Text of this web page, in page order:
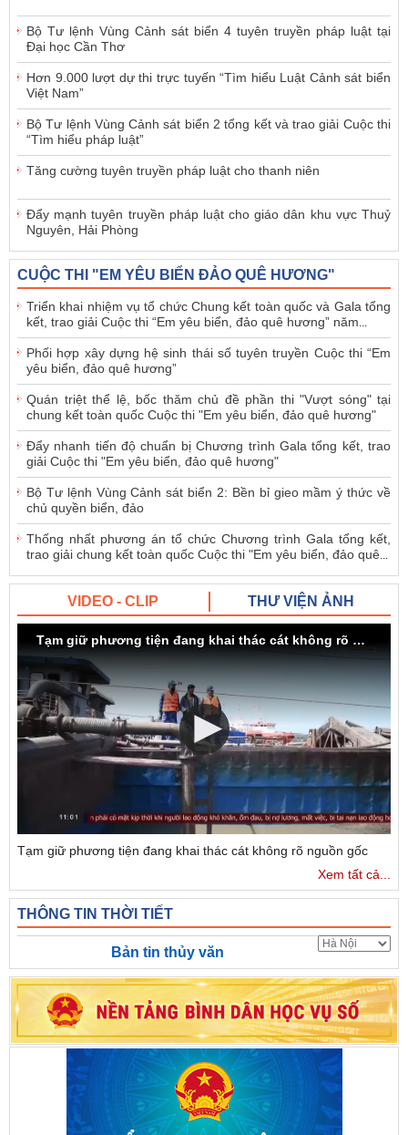
Bộ Tư lệnh Vùng Cảnh sát biển 4 tuyên truyền pháp luật tại
Đại học Cần Thơ
Hơn 9.000 lượt dự thi trực tuyến “Tìm hiểu Luật Cảnh sát biển
Việt Nam”
Bộ Tư lệnh Vùng Cảnh sát biển 2 tổng kết và trao giải Cuộc thi
“Tìm hiểu pháp luật”
Tăng cường tuyên truyền pháp luật cho thanh niên
Đẩy mạnh tuyên truyền pháp luật cho giáo dân khu vực Thuỷ
Nguyên, Hải Phòng
CUỘC THI "EM YÊU BIỂN ĐẢO QUÊ HƯƠNG"
Triển khai nhiệm vụ tổ chức Chung kết toàn quốc và Gala tổng
kết, trao giải Cuộc thi “Em yêu biển, đảo quê hương” năm...
Phối hợp xây dựng hệ sinh thái số tuyên truyền Cuộc thi “Em
yêu biển, đảo quê hương”
Quán triệt thể lệ, bốc thăm chủ đề phần thi "Vượt sóng" tại
chung kết toàn quốc Cuộc thi "Em yêu biển, đảo quê hương"
Đẩy nhanh tiến độ chuẩn bị Chương trình Gala tổng kết, trao
giải Cuộc thi "Em yêu biển, đảo quê hương"
Bộ Tư lệnh Vùng Cảnh sát biển 2: Bền bỉ gieo mầm ý thức về
chủ quyền biển, đảo
Thống nhất phương án tổ chức Chương trình Gala tổng kết,
trao giải chung kết toàn quốc Cuộc thi "Em yêu biển, đảo quê...
VIDEO - CLIP THƯ VIỆN ẢNH
Tạm giữ phương tiện đang khai thác cát không rõ nguồn gốc
Tạm giữ phương tiện đang khai thác cát không rõ nguồn gốc
Xem tất cả...
THÔNG TIN THỜI TIẾT
Bản tin thủy văn